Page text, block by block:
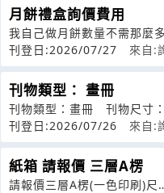
月餅禮盒詢價費用
我自己做月餅數量不需那麼
這裡有沒有便宜
刊登日:2026/07/27 來自:
刊物類型： 畫冊
刊物類型：畫冊 刊物尺寸
尺寸），橫式，左翻 數量
刊登日:2026/07/26 來自:
紙箱 請報價 三層A楞
請報價三層A楞(一色印刷)尺